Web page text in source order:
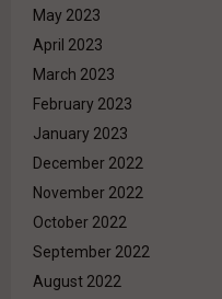
May 2023
April 2023
March 2023
February 2023
January 2023
December 2022
November 2022
October 2022
September 2022
August 2022